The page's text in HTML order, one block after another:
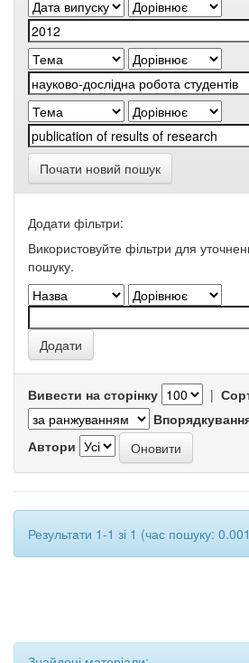
Почати новий пошук
Додати фільтри:
Використовуйте фільтри для
пошуку.
Вивести на сторінку |
Автори
Результати 1-1 зі 1 (час пошуку: